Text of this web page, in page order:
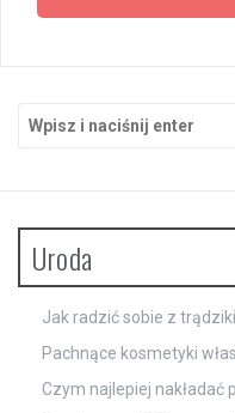
Uroda
Jak radzić sobie z
Pachnące kosmetyki
Czym najlepiej nakładać